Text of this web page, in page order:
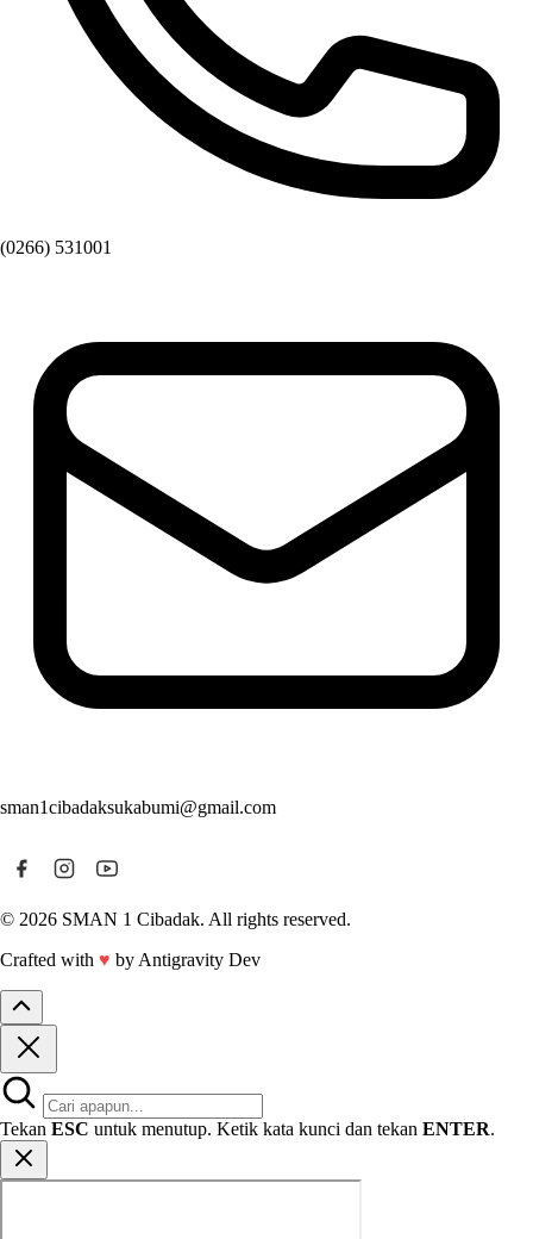
(0266) 531001
sman1cibadaksukabumi@gmail.com
© 2026 SMAN 1 Cibadak. All rights reserved.
Crafted with ♥ by Antigravity Dev
Tekan ESC untuk menutup. Ketik kata kunci dan tekan ENTER.